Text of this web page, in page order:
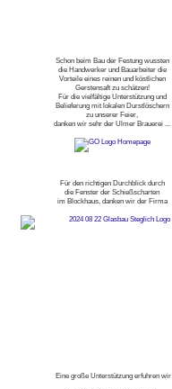
Schon beim Bau der Festung wussten
die Handwerker und Bauarbeiter die
Vorteile eines reinen und köstlichen
Gerstensaft zu schätzen!
Für die vielfältige Unterstützung und
Belieferung mit lokalen Durstlöschern
zu unserer Feier,
danken wir sehr der Ulmer Brauerei ...
Für den richtigen Durchblick durch
die Fenster der Schießscharten
im Blockhaus, danken wir der Firma
Eine große Unterstützung erfuhren wir